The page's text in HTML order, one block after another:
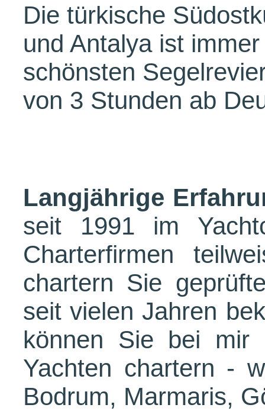
Die türkische
und Antalya ist
schönsten
von 3 Stunden ab
Langjährige
seit 1991 im
Charterfirmen
chartern Sie
seit vielen Jahren
können Sie bei mir
Yachten chartern -
Bodrum, Marmaris,